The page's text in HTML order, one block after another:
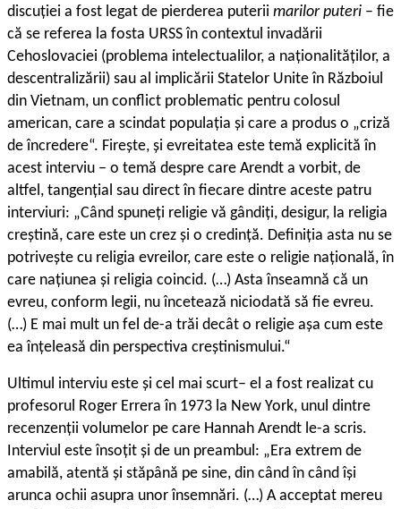
discuției a fost legat de pierderea puterii marilor puteri – fie
că se referea la fosta URSS în contextul invadării
Cehoslovaciei (problema intelectualilor, a naționalităților, a
descentralizării) sau al implicării Statelor Unite în Războiul
din Vietnam, un conflict problematic pentru colosul
american, care a scindat populația și care a produs o „criză
de încredere“. Firește, și evreitatea este temă explicită în
acest interviu – o temă despre care Arendt a vorbit, de
altfel, tangențial sau direct în fiecare dintre aceste patru
interviuri: „Când spuneți religie vă gândiți, desigur, la religia
creștină, care este un crez și o credință. Definiția asta nu se
potrivește cu religia evreilor, care este o religie națională, în
care națiunea și religia coincid. (…) Asta înseamnă că un
evreu, conform legii, nu încetează niciodată să fie evreu.
(…) E mai mult un fel de-a trăi decât o religie așa cum este
ea înțeleasă din perspectiva creștinismului.“
Ultimul interviu este și cel mai scurt– el a fost realizat cu
profesorul Roger Errera în 1973 la New York, unul dintre
recenzenții volumelor pe care Hannah Arendt le-a scris.
Interviul este însoțit și de un preambul: „Era extrem de
amabilă, atentă și stăpână pe sine, din când în când își
arunca ochii asupra unor însemnări. (…) A acceptat mereu